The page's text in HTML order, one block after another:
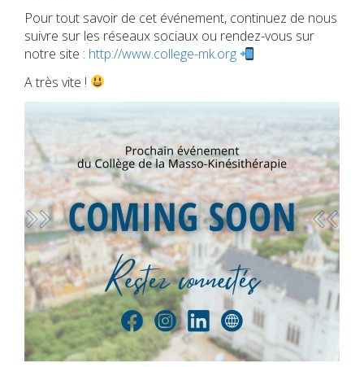
Pour tout savoir de cet événement, continuez de nous
suivre sur les réseaux sociaux ou rendez-vous sur
notre site : http://www.college-mk.org
A très vite !